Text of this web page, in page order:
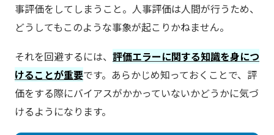
事評価をしてしまうこと。人事評価は人間が行うため、
どうしてもこのような事象が起こりかねません。
それを回避するには、 評価エラーに関する知識を身につ
けることが重要です。あらかじめ知っておくことで、評
価をする際にバイアスがかかっていないかどうかに気づ
けるようになります。